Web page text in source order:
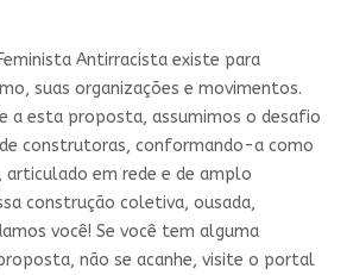
Antirracista existe para
suas organizações e movimentos.
a esta proposta, assumimos o desafio
construtoras, conformando-a como
em rede e de amplo
construção coletiva, ousada,
você! Se você tem alguma
não se acanhe, visite o portal